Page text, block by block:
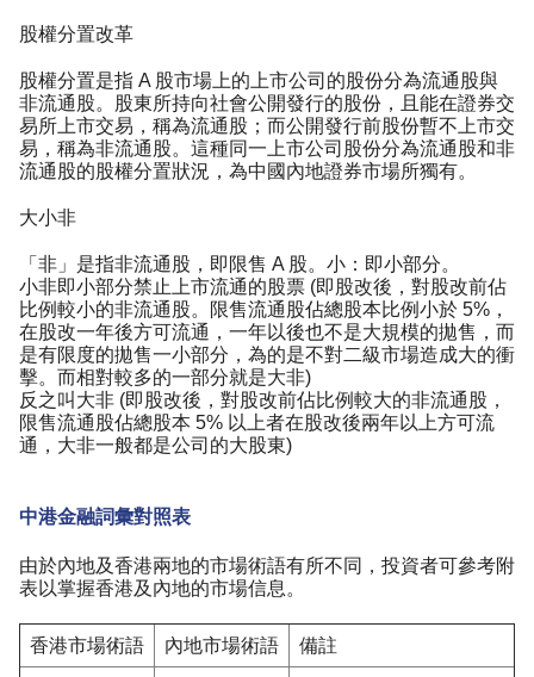
股權分置改革
股權分置是指 A 股市場上的上市公司的股份分為流通股與
非流通股。股東所持向社會公開發行的股份，且能在證券交
易所上市交易，稱為流通股；而公開發行前股份暫不上市交
易，稱為非流通股。這種同一上市公司股份分為流通股和非
流通股的股權分置狀況，為中國內地證券市場所獨有。
大小非
「非」是指非流通股，即限售 A 股。小：即小部分。
小非即小部分禁止上市流通的股票 (即股改後，對股改前佔
比例較小的非流通股。限售流通股佔總股本比例小於 5%，
在股改一年後方可流通，一年以後也不是大規模的拋售，而
是有限度的拋售一小部分，為的是不對二級市場造成大的衝
擊。而相對較多的一部分就是大非)
反之叫大非 (即股改後，對股改前佔比例較大的非流通股，
限售流通股佔總股本 5% 以上者在股改後兩年以上方可流
通，大非一般都是公司的大股東)
中港金融詞彙對照表
由於內地及香港兩地的市場術語有所不同，投資者可參考附
表以掌握香港及內地的市場信息。
香港市場術語 內地市場術語 備註